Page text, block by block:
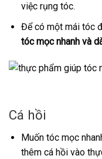
việc rụng tóc.
Để có một mái tóc
tóc mọc nhanh và
Cá hồi
Muốn tóc mọc
thêm cá hồi vào